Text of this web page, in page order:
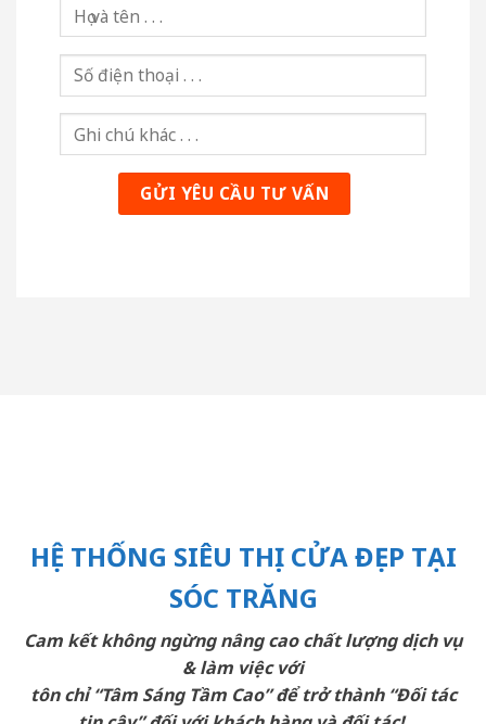
HỆ THỐNG SIÊU THỊ CỬA ĐẸP TẠI
SÓC TRĂNG
Cam kết không ngừng nâng cao chất lượng dịch vụ
& làm việc với
tôn chỉ “Tâm Sáng Tầm Cao” để trở thành “Đối tác